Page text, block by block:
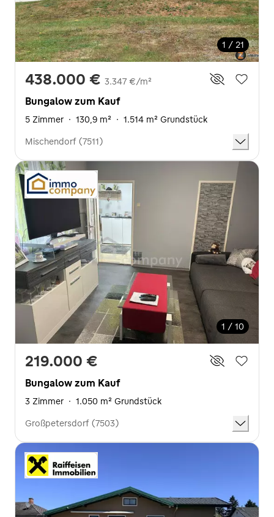
1 / 21
438.000 € 3.347 €/m²
Bungalow zum Kauf
5 Zimmer · 130,9 m² · 1.514 m² Grundstück
Mischendorf (7511)
1 / 10
219.000 €
Bungalow zum Kauf
3 Zimmer · 1.050 m² Grundstück
Großpetersdorf (7503)